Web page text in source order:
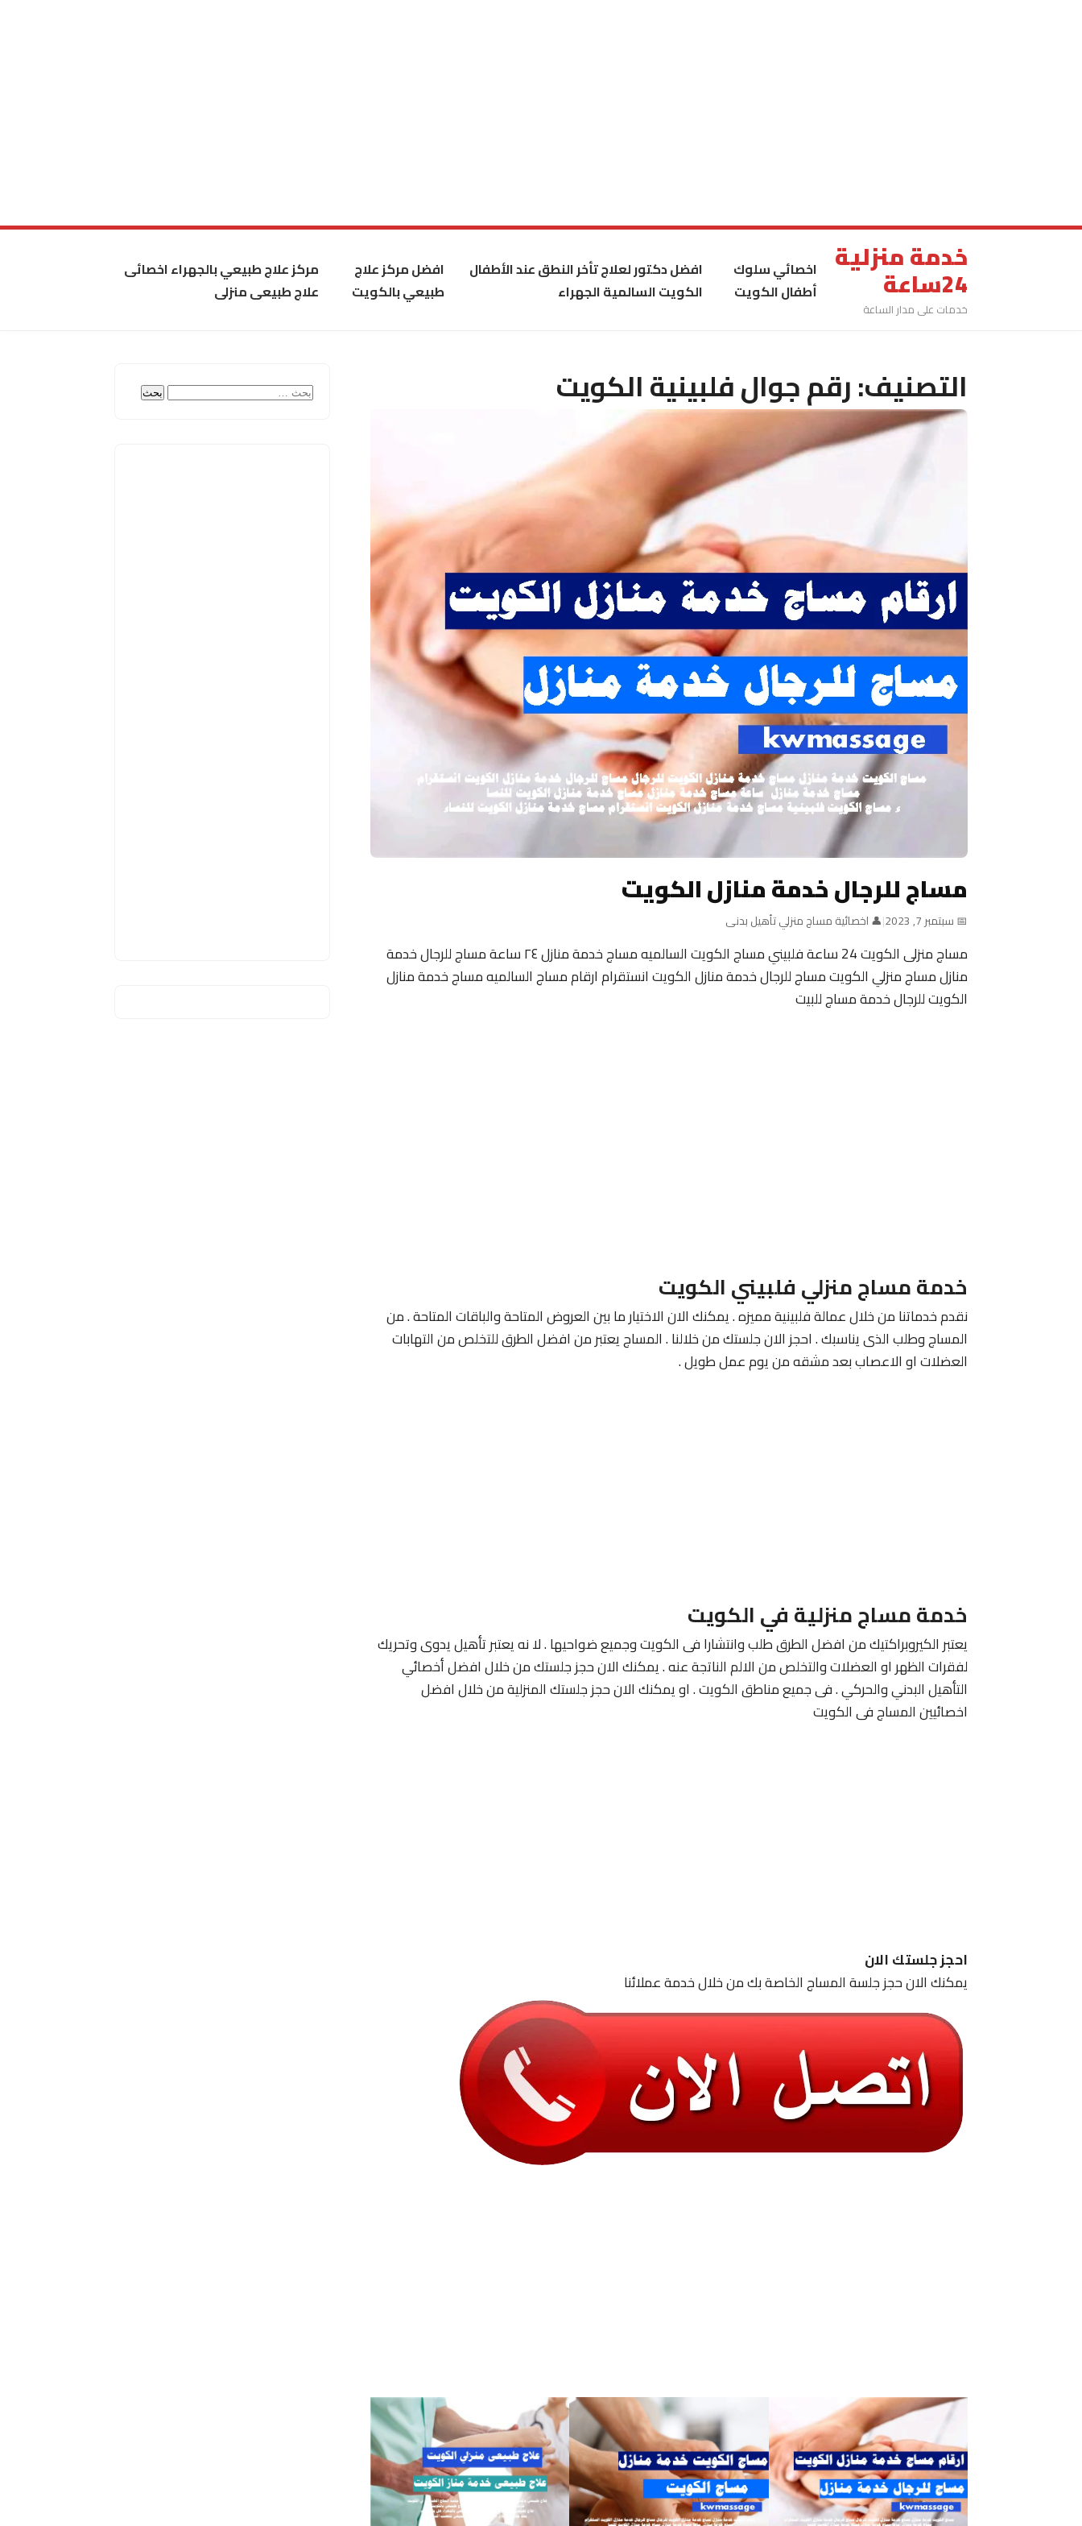
خدمة منزلية
24ساعة
خدمات على مدار الساعة
اخصائي سلوك
أطفال الكويت
افضل دكتور لعلاج تأخر النطق عند الأطفال
الكويت السالمية الجهراء
افضل مركز علاج
طبيعي بالكويت
مركز علاج طبيعي بالجهراء اخصائى
علاج طبيعى منزلى
التصنيف:رقم جوال فلبينية الكويت
مساج للرجال خدمة منازل الكويت
📅 سبتمبر 7, 2023 |👤 اخصائية مساج منزلي تأهيل بدنى
مساج منزلى الكويت 24 ساعة فلبيني مساج الكويت السالميه مساج خدمة منازل ٢٤ ساعة مساج للرجال خدمة
منازل مساج منزلي الكويت مساج للرجال خدمة منازل الكويت انستقرام ارقام مساج السالميه مساج خدمة منازل
الكويت للرجال خدمة مساج للبيت
خدمة مساج منزلي فلبيني الكويت
نقدم خدماتنا من خلال عمالة فلبينية مميزه . يمكنك الان الاختيار ما بين العروض المتاحة والباقات المتاحة . من
المساج وطلب الذى يناسبك . احجز الان جلستك من خلالنا . المساج يعتبر من افضل الطرق للتخلص من التهابات
العضلات او الاعصاب بعد مشقه من يوم عمل طويل .
خدمة مساج منزلية في الكويت
يعتبر الكيروبراكتيك من افضل الطرق طلب وانتشارا فى الكويت وجميع ضواحيها . لا نه يعتبر تأهيل يدوى وتحريك
لفقرات الظهر او العضلات والتخلص من الالم الناتجة عنه . يمكنك الان حجز جلستك من خلال افضل أخصائي
التأهيل البدني والحركي . فى جميع مناطق الكويت . او يمكنك الان حجز جلستك المنزلية من خلال افضل
اخصائيين المساج فى الكويت
احجز جلستك الان
يمكنك الان حجز جلسة المساج الخاصة بك من خلال خدمة عملائنا
البحث